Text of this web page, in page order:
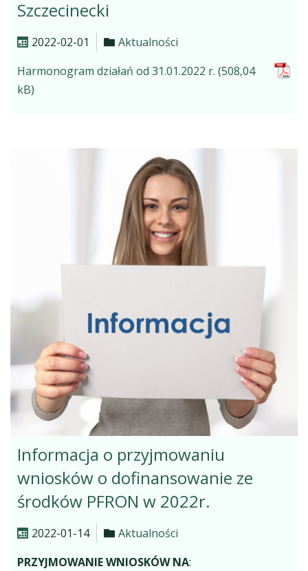
Szczecinecki
2022-02-01
Aktualności
Harmonogram działań od 31.01.2022 r.
Informacja o przyjmowaniu
wniosków o dofinansowanie ze
środków PFRON w 2022r.
2022-01-14
Aktualności
PRZYJMOWANIE WNIOSKÓW NA: